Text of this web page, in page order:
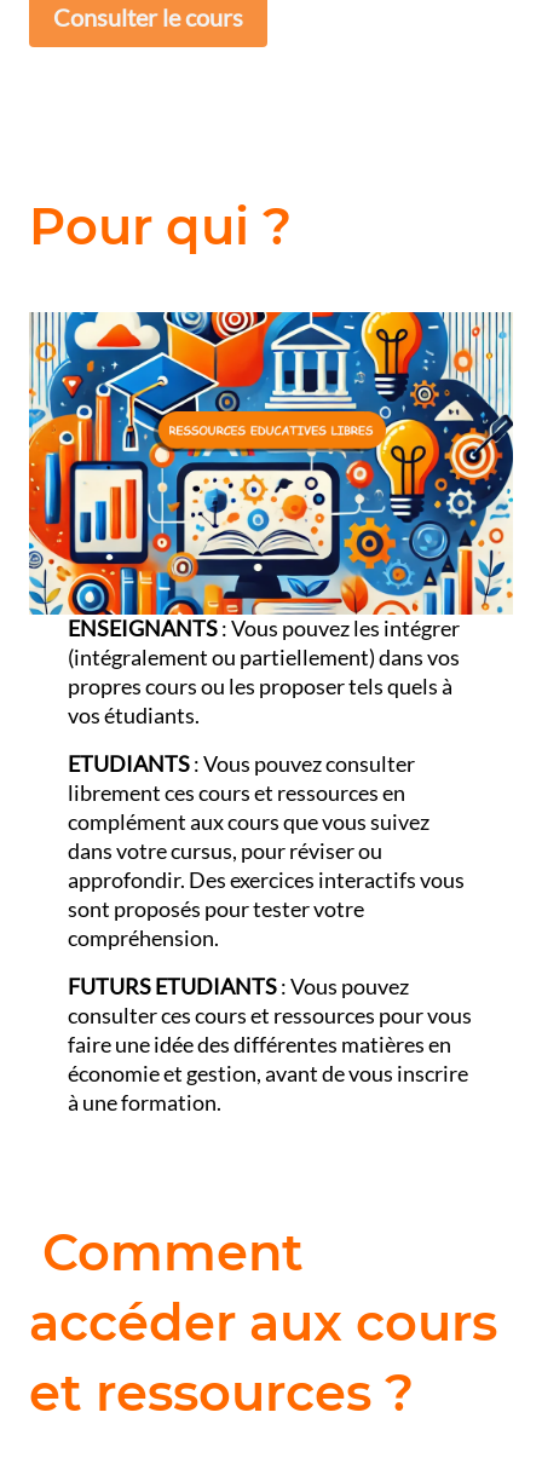
Consulter le cours
Pour qui ?
ENSEIGNANTS: Vous pouvez les intégrer
(intégralement ou partiellement) dans vos
propres cours ou les proposer tels quels à
vos étudiants.
ETUDIANTS: Vous pouvez consulter
librement ces cours et ressources en
complément aux cours que vous suivez
dans votre cursus, pour réviser ou
approfondir. Des exercices interactifs vous
sont proposés pour tester votre
compréhension.
FUTURS ETUDIANTS: Vous pouvez
consulter ces cours et ressources pour vous
faire une idée des différentes matières en
économie et gestion, avant de vous inscrire
à une formation.
Comment
accéder aux cours
et ressources ?